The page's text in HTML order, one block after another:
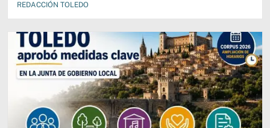
REDACCIÓN TOLEDO